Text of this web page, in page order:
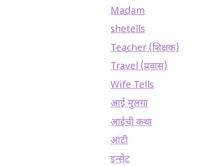
Madam
shetells
Teacher (शिक्षक)
Travel (प्रवास)
Wife Tells
आई मुलगा
आईची कथा
आंटी
इन्सेट